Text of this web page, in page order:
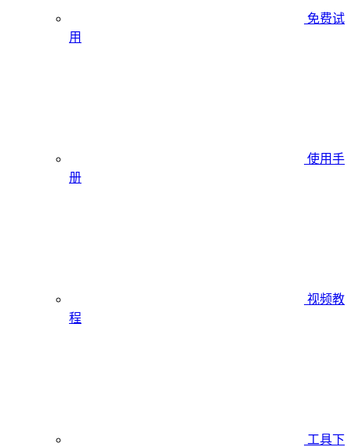
免费试
用
使用手
册
视频教
程
工具下